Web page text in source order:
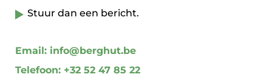
Stuur dan een bericht.
Email: info@berghut.be
Telefoon: +32 52 47 85 22